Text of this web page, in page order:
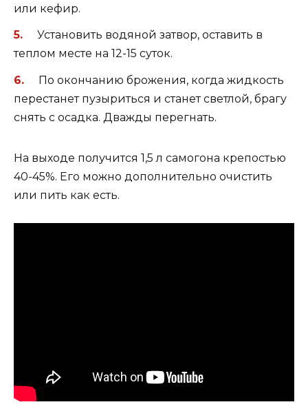
или кефир.
Установить водяной затвор, оставить в
теплом месте на 12-15 суток.
По окончанию брожения, когда жидкость
перестанет пузыриться и станет светлой, брагу
снять с осадка. Дважды перегнать.
На выходе получится 1,5 л самогона крепостью
40-45%. Его можно дополнительно очистить
или пить как есть.